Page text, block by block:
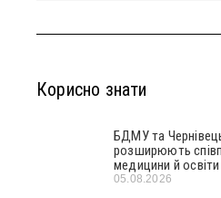
Корисно знати
БДМУ та
розширюють
медицини й освіти
05.08.2026